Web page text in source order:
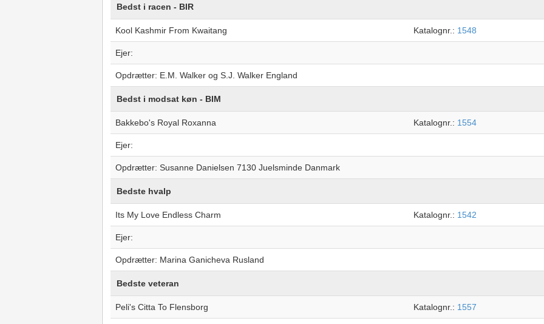
Bedst i racen - BIR
Kool Kashmir From Kwaitang Katalognr.: 1548
Ejer:
Opdrætter: E.M. Walker og S.J. Walker England
Bedst i modsat køn - BIM
Bakkebo's Royal Roxanna Katalognr.: 1554
Ejer:
Opdrætter: Susanne Danielsen 7130 Juelsminde Danmark
Bedste hvalp
Its My Love Endless Charm Katalognr.: 1542
Ejer:
Opdrætter: Marina Ganicheva Rusland
Bedste veteran
Peli's Citta To Flensborg Katalognr.: 1557